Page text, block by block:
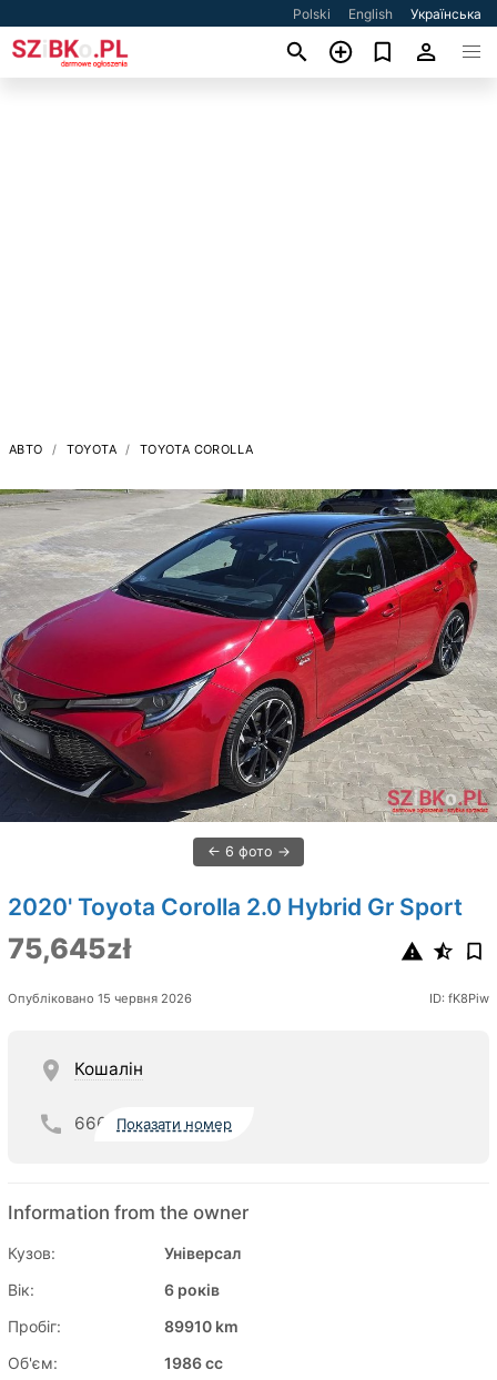
Polski English Українська
АВТО TOYOTA TOYOTA COROLLA
6 фото
2020' Toyota Corolla 2.0 Hybrid Gr Sport
75,645zł
Опубліковано 15 червня 2026 ID: fK8Piw
Кошалін
666 Показати номер
Information from the owner
Кузов:
Універсал
Вік:
6 років
Пробіг:
89910 km
Об'єм:
1986 cc